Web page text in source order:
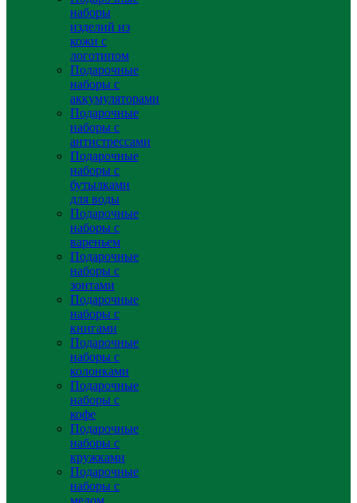
наборы
изделий из
кожи с
логотипом
Подарочные
наборы с
аккумуляторами
Подарочные
наборы с
антистрессами
Подарочные
наборы с
бутылками
для воды
Подарочные
наборы с
вареньем
Подарочные
наборы с
зонтами
Подарочные
наборы с
книгами
Подарочные
наборы с
колонками
Подарочные
наборы с
кофе
Подарочные
наборы с
кружками
Подарочные
наборы с
медом